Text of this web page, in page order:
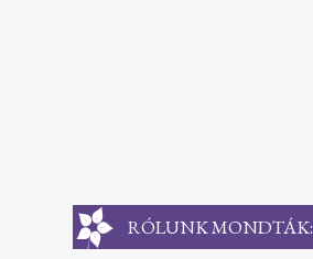
RÓLUNK MONDTÁK: